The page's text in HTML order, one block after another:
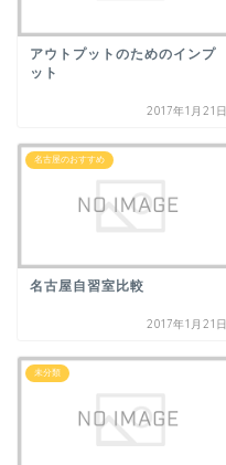
アウトプットのためのインプ
ット
2017年1月21日
名古屋のおすすめ
名古屋自習室比較
2017年1月21日
未分類